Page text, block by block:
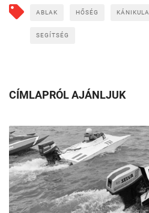
ABLAK HŐSÉG KÁNIKULA
SEGÍTSÉG
CÍMLAPRÓL AJÁNLJUK